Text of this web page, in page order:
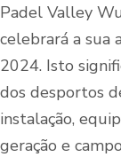
Padel Valley
celebrará a sua
2024. Isto
dos desportos
instalação,
geração e